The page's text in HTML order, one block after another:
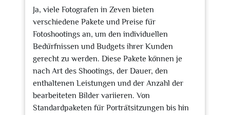
Ja, viele Fotografen in Zeven bieten
verschiedene Pakete und Preise für
Fotoshootings an, um den individuellen
Bedürfnissen und Budgets ihrer Kunden
gerecht zu werden. Diese Pakete können je
nach Art des Shootings, der Dauer, den
enthaltenen Leistungen und der Anzahl der
bearbeiteten Bilder variieren. Von
Standardpaketen für Porträtsitzungen bis hin